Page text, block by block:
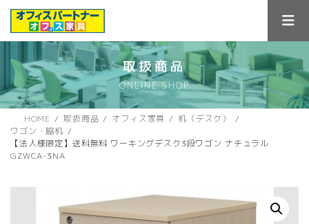
ス
キ
ン
に
取扱商品
ONLINE SHOP
HOME 取扱商品 オフィス家具
机（デスク）
ワゴン・脇机
【法人様限定】送料無料 ワーキングデスク3段ワゴン ナチュラル
GZWCA-3NA